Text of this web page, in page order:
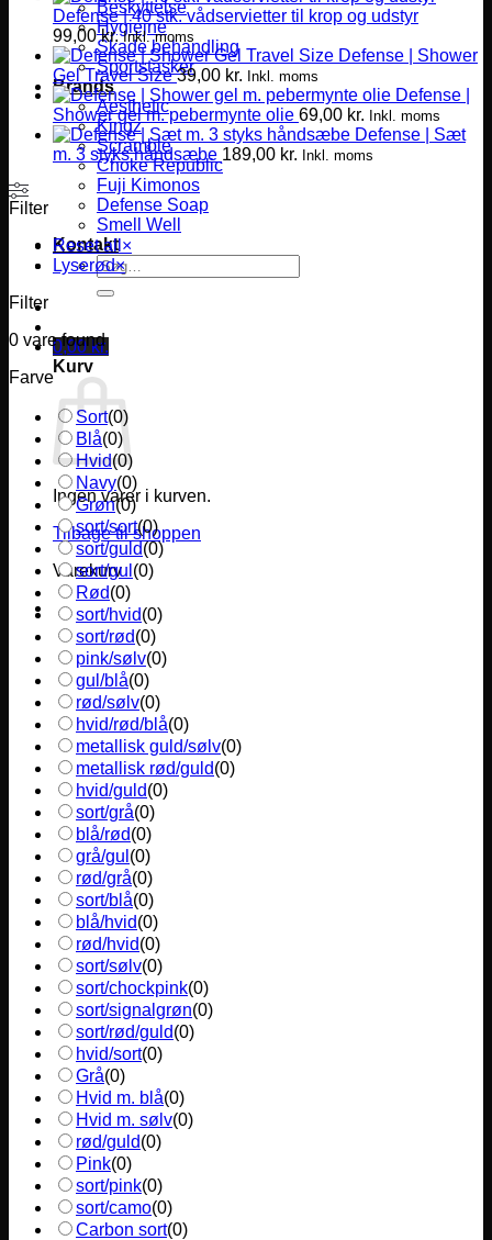
Beskyttelse
Hygiejne
Skade behandling
Sportstasker
Brands
Aesthetic
Kingz
Scramble
Choke Republic
Fuji Kimonos
Defense Soap
Smell Well
Kontakt
Søg
efter:
0,00 kr.
Kurv
Ingen varer i kurven.
Tilbage til shoppen
Varekurv
Defense | 40 stk. vådservietter til krop og udstyr
99,00kr. Inkl. moms
Defense | Shower
Gel Travel Size 39,00 kr. Inkl. moms
Defense |
Shower gel m. pebermynte olie 69,00 kr. Inkl. moms
Defense | Sæt
m. 3 styks håndsæbe 189,00 kr. Inkl. moms
Filter
Reset all ×
Lyserød×
Filter
0 vare found
Farve
Sort(0)
Blå(0)
Hvid(0)
Navy(0)
Grøn(0)
sort/sort(0)
sort/guld(0)
sort/gul (0)
Rød(0)
sort/hvid(0)
sort/rød(0)
pink/sølv(0)
gul/blå(0)
rød/sølv(0)
hvid/rød/blå(0)
metallisk guld/sølv(0)
metallisk rød/guld(0)
hvid/guld(0)
sort/grå(0)
blå/rød(0)
grå/gul (0)
rød/grå(0)
sort/blå(0)
blå/hvid(0)
rød/hvid(0)
sort/sølv(0)
sort/chockpink(0)
sort/signalgrøn(0)
sort/rød/guld(0)
hvid/sort(0)
Grå(0)
Hvid m. blå(0)
Hvid m. sølv(0)
rød/guld(0)
Pink(0)
sort/pink(0)
sort/camo(0)
Carbon sort(0)